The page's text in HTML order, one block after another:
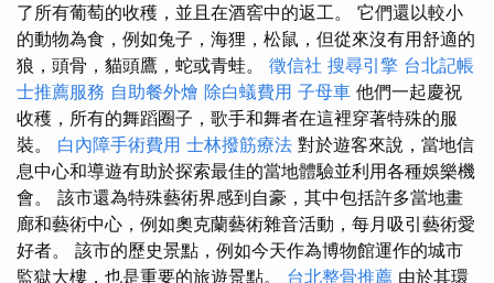
了所有葡萄的收穫，並且在酒窖中的返工。 它們還以較小
的動物為食，例如兔子，海狸，松鼠，但從來沒有用舒適的
狼，頭骨，貓頭鷹，蛇或青蛙。 徵信社 搜尋引擎 台北記帳
士推薦服務 自助餐外燴 除白蟻費用 子母車 他們一起慶祝
收穫，所有的舞蹈圈子，歌手和舞者在這裡穿著特殊的服
裝。 白內障手術費用 士林撥筋療法 對於遊客來說，當地信
息中心和導遊有助於探索最佳的當地體驗並利用各種娛樂機
會。 該市還為特殊藝術界感到自豪，其中包括許多當地畫
廊和藝術中心，例如奧克蘭藝術雜音活動，每月吸引藝術愛
好者。 該市的歷史景點，例如今天作為博物館運作的城市
監獄大樓，也是重要的旅遊景點。 台北整骨推薦 由於其環